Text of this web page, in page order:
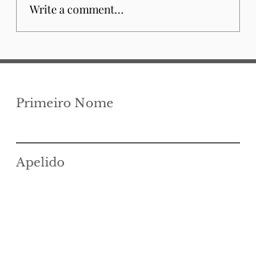
Edição Virtual Álvaro
de Campos
Write a comment...
Primeiro Nome
Apelido